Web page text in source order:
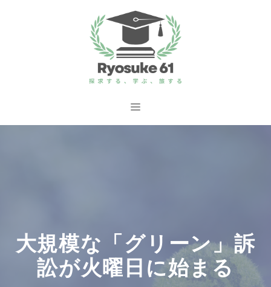
ス
メ
大規模な「グリーン」訴
訟が火曜日に始まる